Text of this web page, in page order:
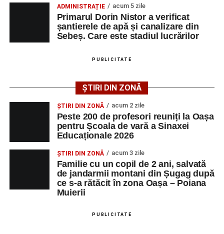
de Sebeș”
Primul concert din cadrul String Symphonic Camp
2026 a adus emoție și aplauze la Sebeș
au venit la Sebeș și au susținut un recital apreciat de
tinerilor muzicieni și munca depusă în cadrul taberei, iar
spectatorii au răsplătit prestațiile cu aplauze îndelungate.
ADMINISTRAȚIE acum 5 zile
Primarul Dorin Nistor a verificat
șantierele de apă și canalizare din
Sebeș. Care este stadiul lucrărilor
PUBLICITATE
ȘTIRI DIN ZONĂ
ȘTIRI DIN ZONĂ acum 2 zile
Peste 200 de profesori reuniți la Oașa
pentru Școala de vară a Sinaxei
Educaționale 2026
ȘTIRI DIN ZONĂ acum 3 zile
Familie cu un copil de 2 ani, salvată
de jandarmii montani din Șugag după
ce s-a rătăcit în zona Oașa – Poiana
Muierii
PUBLICITATE